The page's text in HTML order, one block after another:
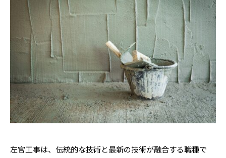
左官工事は、伝統的な技術と最新の技術が融合する職種で